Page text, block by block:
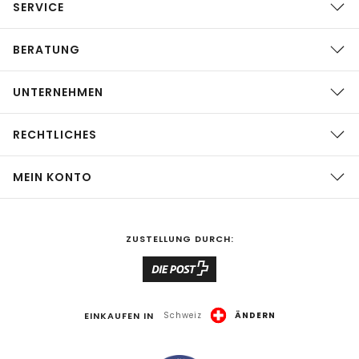
SERVICE
BERATUNG
UNTERNEHMEN
RECHTLICHES
MEIN KONTO
ZUSTELLUNG DURCH:
EINKAUFEN IN Schweiz ÄNDERN